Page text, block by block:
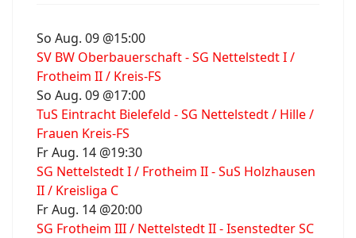
So Aug. 09 @15:00
SV BW Oberbauerschaft - SG Nettelstedt I /
Frotheim II / Kreis-FS
So Aug. 09 @17:00
TuS Eintracht Bielefeld - SG Nettelstedt / Hille /
Frauen Kreis-FS
Fr Aug. 14 @19:30
SG Nettelstedt I / Frotheim II - SuS Holzhausen
II / Kreisliga C
Fr Aug. 14 @20:00
SG Frotheim III / Nettelstedt II - Isenstedter SC